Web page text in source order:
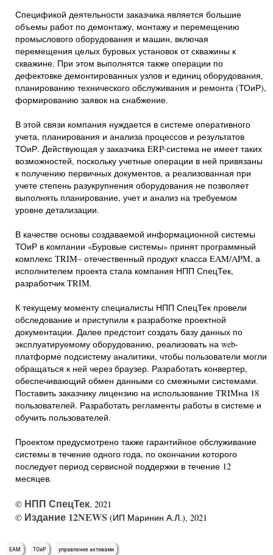
Спецификой деятельности заказчика является большие
объемы работ по демонтажу, монтажу и перемещению
промыслового оборудования и машин, включая
перемещения целых буровых установок от скважины к
скважине. При этом выполнятся также операции по
дефектовке демонтированных узлов и единиц оборудования,
планированию технического обслуживания и ремонта (ТОиР),
формированию заявок на снабжение.
В этой связи компания нуждается в системе оперативного
учета, планирования и анализа процессов и результатов
ТОиР. Действующая у заказчика ERP-система не имеет таких
возможностей, поскольку учетные операции в ней привязаны
к получению первичных документов, а реализованная при
учете степень разукрупнения оборудования не позволяет
выполнять планирование, учет и анализ на требуемом
уровне детализации.
В качестве основы создаваемой информационной системы
ТОиР в компании «Буровые системы» принят программный
комплекс TRIM– отечественный продукт класса EAM/APM, а
исполнителем проекта стала компания НПП СпецТек,
разработчик TRIM.
К текущему моменту специалисты НПП СпецТек провели
обследование и приступили к разработке проектной
документации. Далее предстоит создать базу данных по
эксплуатируемому оборудованию, реализовать на web-
платформе подсистему аналитики, чтобы пользователи могли
обращаться к ней через браузер. Разработать конвертер,
обеспечивающий обмен данными со смежными системами.
Поставить заказчику лицензию на использование TRIMна 18
пользователей. Разработать регламенты работы в системе и
обучить пользователей.
Проектом предусмотрено также гарантийное обслуживание
системы в течение одного года, по окончании которого
последует период сервисной поддержки в течение 12
месяцев.
© НПП СпецТек, 2021
© Издание 12NEWS (ИП Маринин А.Л.), 2021
EAM ТОиР управление активами